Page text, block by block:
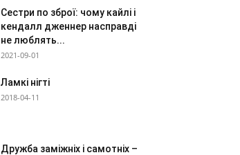
Сестри по зброї: чому кайлі і
кендалл дженнер насправді
не люблять...
2021-09-01
Ламкі нігті
2018-04-11
Дружба заміжніх і самотніх –